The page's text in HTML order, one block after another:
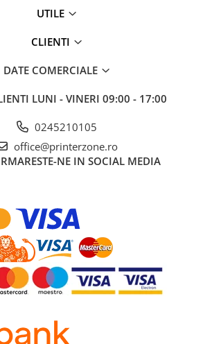
Storage)
UTILE
CLIENTI
DATE COMERCIALE
LUNI - VINERI 09:00 - 17:00
0245210105
office@printerzone.ro
NE IN SOCIAL MEDIA